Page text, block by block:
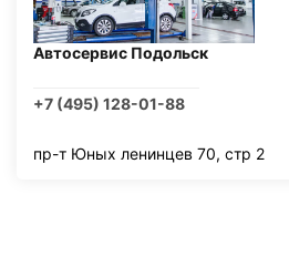
Автосервис Подольск
+7 (495) 128-01-88
пр-т Юных ленинцев 70, стр 2